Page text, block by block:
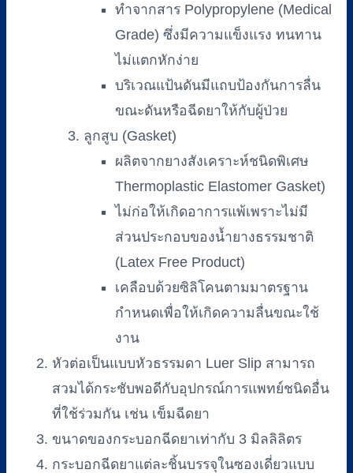
ทำจากสาร Polypropylene (Medical
Grade) ซึ่งมีความแข็งแรง ทนทาน
ไม่แตกหักง่าย
บริเวณแป้นดันมีแถบป้องกันการลื่น
ขณะดันหรือฉีดยาให้กับผู้ป่วย
ลูกสูบ (Gasket)
ผลิตจากยางสังเคราะห์ชนิดพิเศษ
Thermoplastic Elastomer Gasket)
ไม่ก่อให้เกิดอาการแพ้เพราะไม่มี
ส่วนประกอบของน้ำยางธรรมชาติ
(Latex Free Product)
เคลือบด้วยซิลิโคนตามมาตรฐาน
กำหนดเพื่อให้เกิดความลื่นขณะใช้
งาน
หัวต่อเป็นแบบหัวธรรมดา Luer Slip สามารถ
สวมได้กระชับพอดีกับอุปกรณ์การแพทย์ชนิดอื่น
ที่ใช้ร่วมกัน เช่น เข็มฉีดยา
ขนาดของกระบอกฉีดยาเท่ากับ 3 มิลลิลิตร
กระบอกฉีดยาแต่ละชิ้นบรรจุในซองเดี่ยวแบบ